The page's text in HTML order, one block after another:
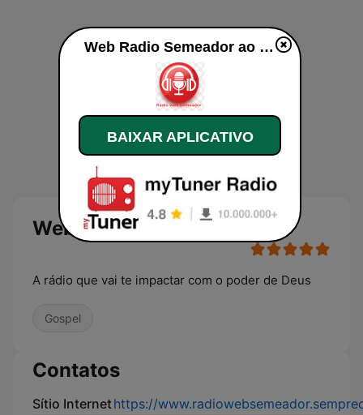
Web Radio Semeador
A rádio que vai te impactar com o poder de Deus
Gospel
Contatos
Sítio Internethttps://
Web Radio Semeador ao vivo
BAIXAR APLICATIVO